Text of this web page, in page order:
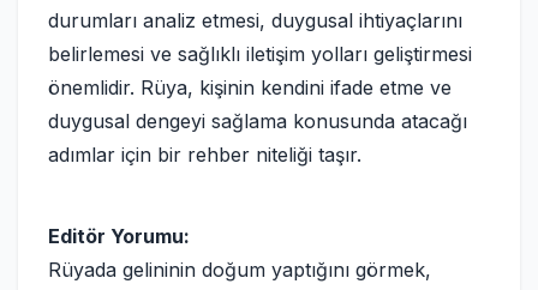
durumları analiz etmesi, duygusal ihtiyaçlarını
belirlemesi ve sağlıklı iletişim yolları geliştirmesi
önemlidir. Rüya, kişinin kendini ifade etme ve
duygusal dengeyi sağlama konusunda atacağı
adımlar için bir rehber niteliği taşır.
Editör Yorumu:
Rüyada gelininin doğum yaptığını görmek,